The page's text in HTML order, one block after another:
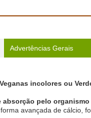
Advertências Gerais
incolores ou
pelo organismo
avançada de cálcio,